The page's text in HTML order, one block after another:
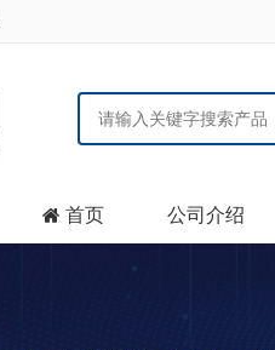
 首页 公司介绍